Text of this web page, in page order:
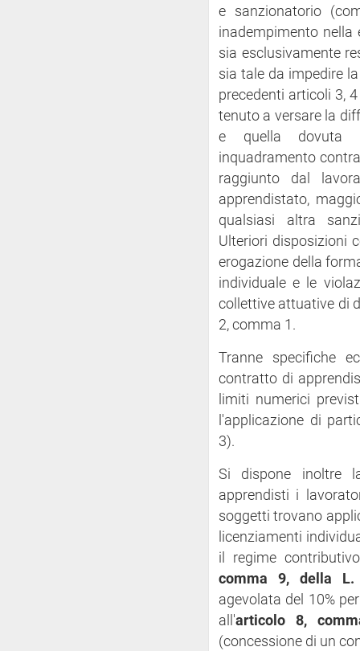
e sanzionatorio
inadempimento nella
sia esclusivamente
sia tale da impedire
precedenti articoli 3,
tenuto a versare la
e quella dovuta
inquadramento
raggiunto dal
apprendistato,
qualsiasi altra
Ulteriori disposizioni
erogazione della
individuale e le
collettive attuative di
2, comma 1.
Tranne specifiche
contratto di
limiti numerici
l'applicazione di
3).
Si dispone inoltre
apprendisti i
soggetti trovano
licenziamenti
il regime
comma 9, della L.
agevolata del 10%
all'articolo 8,
(concessione di un